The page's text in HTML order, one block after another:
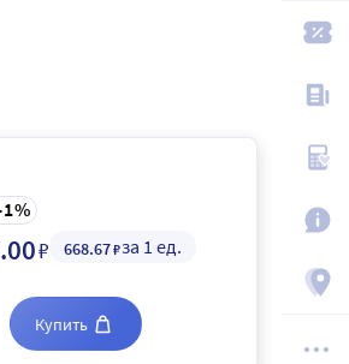
1
.00₽ 668.67₽за 1 ед.
Купить